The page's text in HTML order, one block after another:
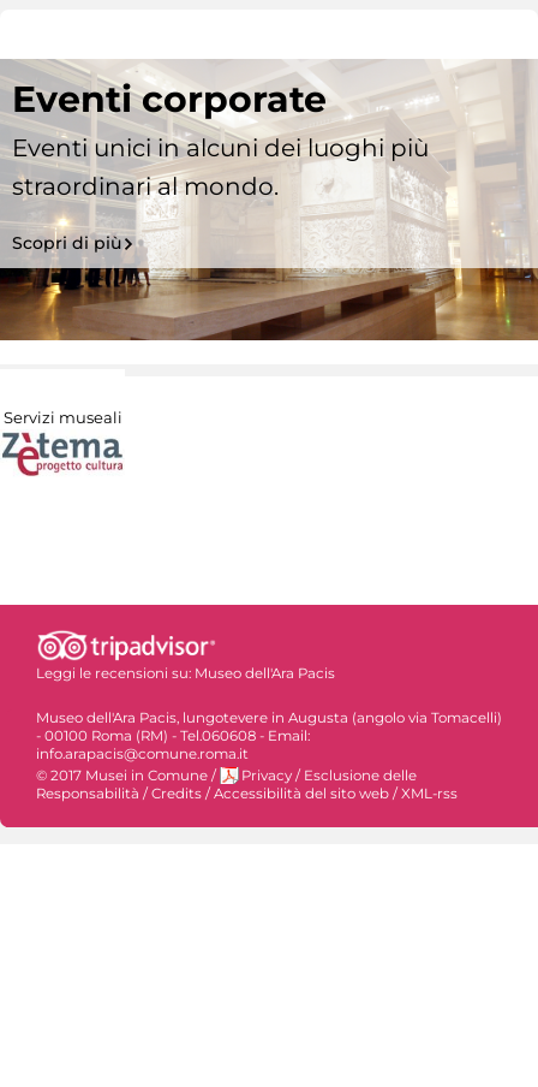
Eventi corporate
Eventi unici in alcuni dei luoghi più
straordinari al mondo.
Scopri di più
Servizi museali
Leggi le recensioni su: Museo dell'Ara Pacis
Museo dell'Ara Pacis, lungotevere in Augusta (angolo via Tomacelli)
- 00100 Roma (RM) - Tel.060608 - Email:
info.arapacis@comune.roma.it
© 2017 Musei in Comune / Privacy / Esclusione delle
Responsabilità / Credits / Accessibilità del sito web / XML-rss